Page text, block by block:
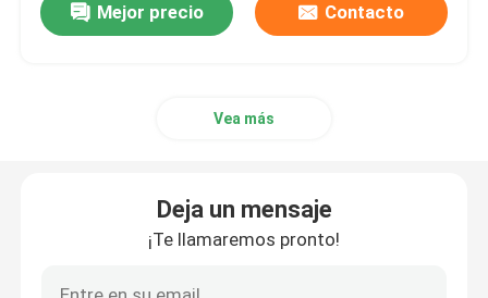
Mejor precio Contacto
Vea más
Deja un mensaje
¡Te llamaremos pronto!